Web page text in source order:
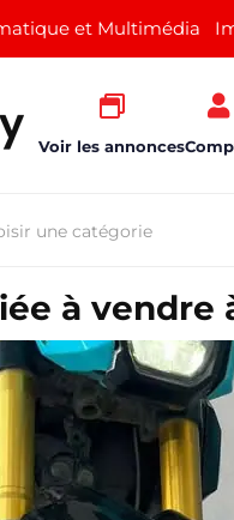
et Multimédia
Voir les annonces
à vendre